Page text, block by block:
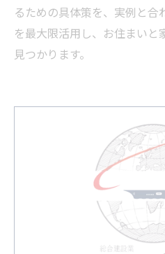
るための具体策を、実例と合
を最大限活用し、お住まい
見つかります。